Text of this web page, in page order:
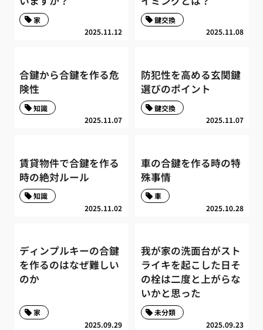
2025.11.12
家
2025.11.08
鍵交換
合鍵から合鍵を作る危
険性
2025.11.07
知識
防犯性を高める玄関鍵
選びのポイント
2025.11.07
鍵交換
賃貸物件で合鍵を作る
時の絶対ルール
2025.11.02
知識
車の合鍵を作る時の特
殊事情
2025.10.28
車
ディンプルキーの合鍵
を作るのはなぜ難しい
のか
2025.09.29
家
我が家の洗面台がスト
ライキを起こした日そ
の栓は二度と上がらな
いかと思った
2025.09.23
未分類